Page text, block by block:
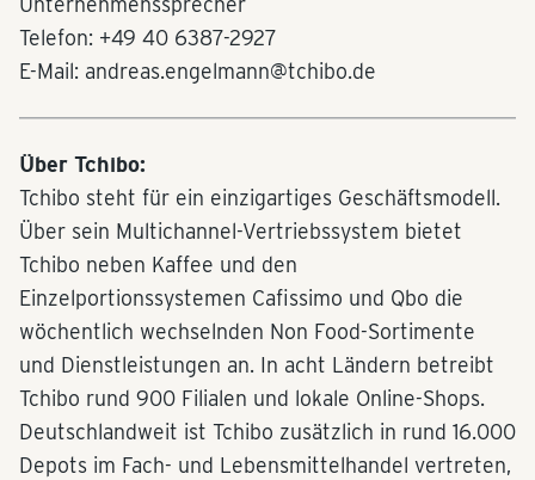
Telefon: +49 40 6387-2927
E-Mail: andreas.engelmann@tchibo.de
Über Tchibo:
Tchibo steht für ein einzigartiges Geschäftsmodell.
Über sein Multichannel-Vertriebssystem bietet
Tchibo neben Kaffee und den
Einzelportionssystemen Cafissimo und Qbo die
wöchentlich wechselnden Non Food-Sortimente
und Dienstleistungen an. In acht Ländern betreibt
Tchibo rund 900 Filialen und lokale Online-Shops.
Deutschlandweit ist Tchibo zusätzlich in rund 16.000
Depots im Fach- und Lebensmittelhandel vertreten,